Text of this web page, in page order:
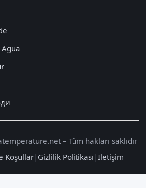
Agua
– Tüm hakları saklıdır
Koşullar| Gizlilik Politikası |İletişim